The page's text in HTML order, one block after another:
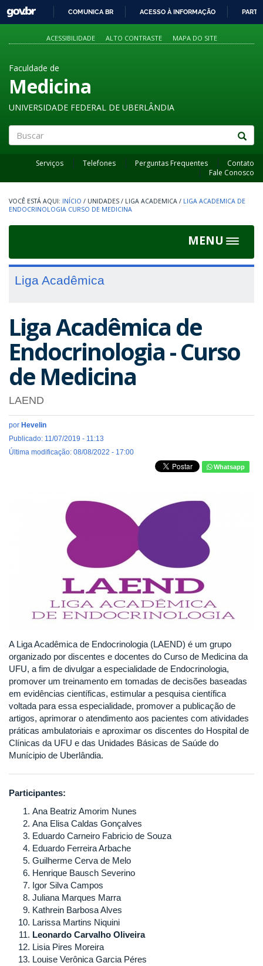
PARA
O
GOVBR
COMUNICA BR ACESSO À INFORMAÇÃO
ACESSIBILIDADE ALTO CONTRASTE MAPA DO SITE
Faculdade de
Medicina
UNIVERSIDADE FEDERAL DE UBERLÂNDIA
Serviços Telefones Perguntas Frequentes
Contato
Fale Conosco
INÍCIO / UNIDADES / LIGA ACADEMICA / LIGA ACADEMICA DE
ENDOCRINOLOGIA CURSO DE MEDICINA
MENU
Toggle
Liga Acadêmica
Liga Acadêmica de
Endocrinologia - Curso
de Medicina
LAEND
por Hevelin
Publicado: 11/07/2019 - 11:13
Última modificação: 08/08/2022 - 17:00
Whatsapp
A Liga Acadêmica de Endocrinologia (LAEND) é um grupo
organizado por discentes e docentes do Curso de Medicina da
UFU, a fim de divulgar a especialidade de Endocrinologia,
promover um treinamento em tomadas de decisões baseadas
em evidências científicas, estimular a pesquisa científica
voltada para essa especialidade, promover a publicação de
artigos, aprimorar o atendimento aos pacientes com atividades
práticas ambulatoriais e aproximar os discentes do Hospital de
Clínicas da UFU e das Unidades Básicas de Saúde do
Munícipio de Uberlândia.
Participantes:
Ana Beatriz Amorim Nunes
Ana Elisa Caldas Gonçalves
Eduardo Carneiro Fabricio de Souza
Eduardo Ferreira Arbache
Guilherme Cerva de Melo
Henrique Bausch Severino
Igor Silva Campos
Juliana Marques Marra
Kathrein Barbosa Alves
Larissa Martins Niquini
Leonardo Carvalho Oliveira
Lisia Pires Moreira
Louise Verônica Garcia Péres